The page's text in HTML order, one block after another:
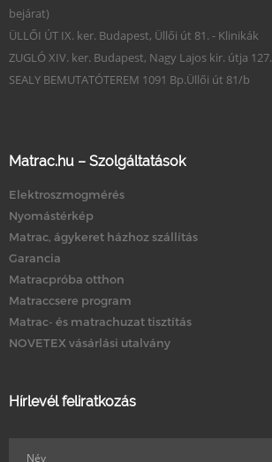
bejárat)
ÜLLŐI ÚT IX. ker. Budapest, Üllői út 81. - Klinikák
ZUGLÓ XIV. ker. Budapest, Nagy Lajos kir. útja 127.
SEALY BEMUTATÓTEREM 1091 Bp.Üllői út 81/b
Matrac.hu – Szolgáltatások
Elektroszmogmérés
Nyomástérkép
Matrac, ágykeret házhoz szállítás
Garancia
Matracpróba otthon
Matraccsere program
Matrac- és matrachuzat tisztítás
NOVETEX vásárlási utalvány
Hírlevél feliratkozás